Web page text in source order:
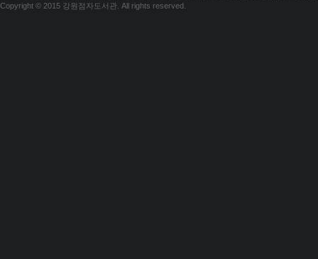
Copyright © 2015 강원점자도서관. All rights reserved.